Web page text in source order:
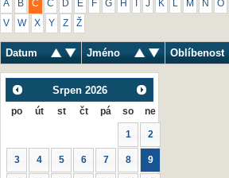
A B C Č D E F G H J K M N O
V W X Y Z Ž
Datum Jméno Oblíbenost
Srpen 2026
po út st čt pá so ne
1 2
3 4 5 6 7 8 9